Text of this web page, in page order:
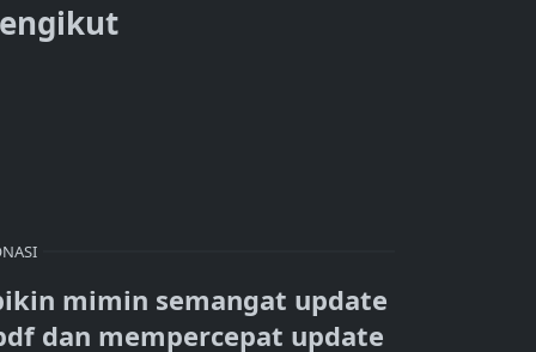
mimin semangat update
dan mempercepat update